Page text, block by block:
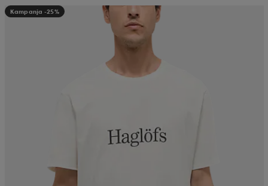
Kampanja -25%